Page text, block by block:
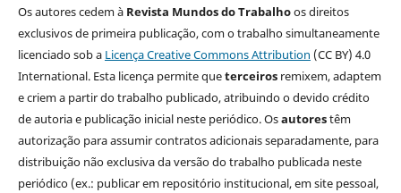
Os autores cedem à Revista Mundos do Trabalhoos direitos
exclusivos de primeira publicação, com o trabalho simultaneamente
licenciado sob a Licença Creative Commons Attribution (CC BY) 4.0
International. Esta licença permite queterceirosremixem, adaptem
e criem a partir do trabalho publicado, atribuindo o devido crédito
de autoria e publicação inicial neste periódico. Osautorestêm
autorização para assumir contratos adicionais separadamente, para
distribuição não exclusiva da versão do trabalho publicada neste
periódico (ex.: publicar em repositório institucional, em site pessoal,